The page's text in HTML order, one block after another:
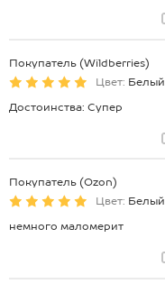
Покупатель (Wildberries)
Цвет: Белый
Достоинства: Супер
Покупатель (Ozon)
Цвет: Белый
немного маломерит